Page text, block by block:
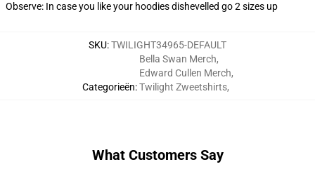
Observe: In case you like your hoodies dishevelled go 2 sizes up
SKU:TWILIGHT34965-DEFAULT
Categorieën:
Bella Swan Merch,
Edward Cullen Merch,
Twilight Zweetshirts,
What Customers Say